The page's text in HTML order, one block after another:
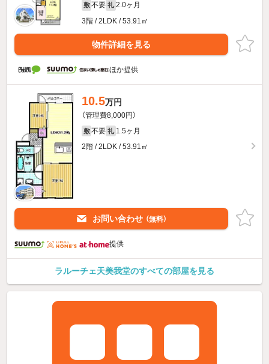
敷 不要 礼 2.0ヶ月
3階 / 2LDK / 53.91㎡
物件詳細を見る
ほか提供
10.5万円
（管理費8,000円）
敷 不要 礼 1.5ヶ月
2階 / 2LDK / 53.91㎡
お問い合わせ （無料）
提供
ラルーチェ天美我堂のすべての部屋を見る